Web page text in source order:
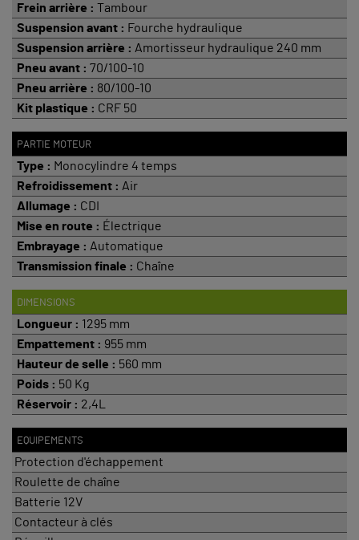
Frein arrière : Tambour
Suspension avant : Fourche hydraulique
Suspension arrière : Amortisseur hydraulique 240 mm
Pneu avant : 70/100-10
Pneu arrière : 80/100-10
Kit plastique : CRF 50
PARTIE MOTEUR
Type : Monocylindre 4 temps
Refroidissement : Air
Allumage : CDI
Mise en route : Électrique
Embrayage : Automatique
Transmission finale : Chaîne
DIMENSIONS
Longueur : 1295 mm
Empattement : 955 mm
Hauteur de selle : 560 mm
Poids : 50 Kg
Réservoir : 2,4L
EQUIPEMENTS
Protection d'échappement
Roulette de chaîne
Batterie 12V
Contacteur à clés